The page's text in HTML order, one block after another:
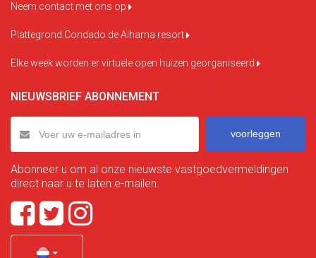
Neem contact met ons op
Plattegrond Condado de Alhama resort
Elke week worden er virtuele open huizen georganiseerd
NIEUWSBRIEF ABONNEMENT
voorleggen
Abonneer u om al onze nieuwste vastgoedvermeldingen
direct naar u te laten e-mailen.